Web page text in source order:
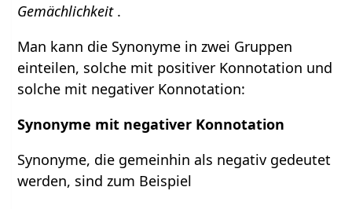
Gemächlichkeit .
Man kann die Synonyme in zwei Gruppen
einteilen, solche mit positiver Konnotation und
solche mit negativer Konnotation:
Synonyme mit negativer Konnotation
Synonyme, die gemeinhin als negativ gedeutet
werden, sind zum Beispiel